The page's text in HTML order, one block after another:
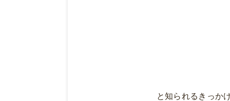
と知られるきっか